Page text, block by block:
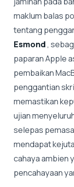
maklum balas
tentang
Esmond ,
paparan Apple
pembaikan
penggantian
memastikan
ujian
selepas
mendapat
cahaya ambien
pencahayaan